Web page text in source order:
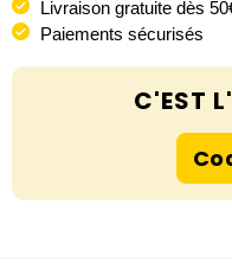
Livraison gratuite dès
Paiements sécurisés
C'EST